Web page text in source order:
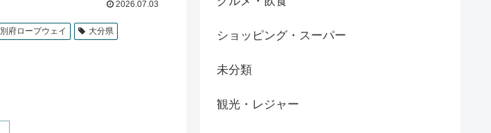
2026.07.03
別府ロープウェイ 大分県 ショッピング・スーパー
未分類
観光・レジャー